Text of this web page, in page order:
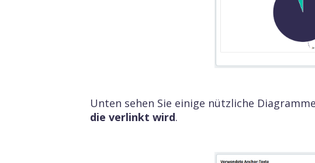
Überwachen Sie Ihre
Unten sehen Sie einige nützliche
die verlinkt wird.